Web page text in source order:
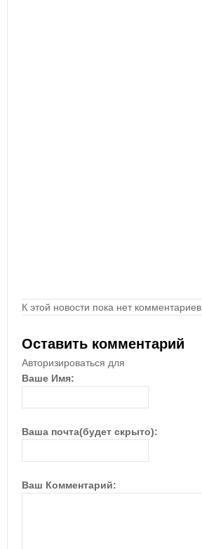
К этой новости пока нет комментариев.
Оставить комментарий
Авторизироваться для
Ваше Имя:
Ваша почта(будет скрыто):
Ваш Комментарий: